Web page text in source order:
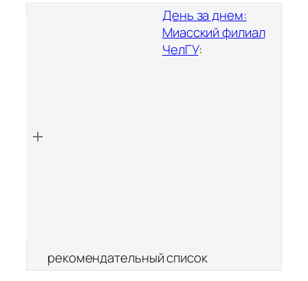
День за днем:
Миасский филиал
ЧелГУ:
рекомендательный список